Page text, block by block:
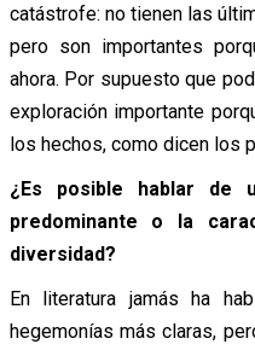
catástrofe: no tienen las
pero son importantes
ahora. Por supuesto que
exploración importante
los hechos, como dicen los
¿Es posible hablar de
predominante o la
diversidad?
En literatura jamás ha
hegemonías más claras,